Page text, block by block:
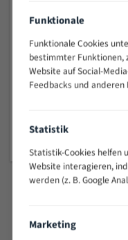
Hochwertige
Funktionale
Funktionale Cookies
bestimmter Funktionen,
Website auf Social-
Feedbacks und
Statistik
Statistik-Cookies helfen
Website interagieren,
werden (z. B. Google
Marketing